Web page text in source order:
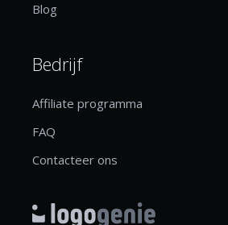
Blog
Bedrijf
Affiliate programma
FAQ
Contacteer ons